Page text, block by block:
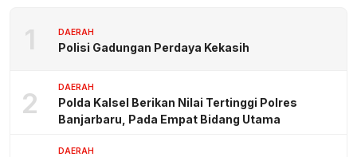
1 DAERAH
Polisi Gadungan Perdaya Kekasih
2 DAERAH
Polda Kalsel Berikan Nilai Tertinggi Polres
Banjarbaru, Pada Empat Bidang Utama
DAERAH